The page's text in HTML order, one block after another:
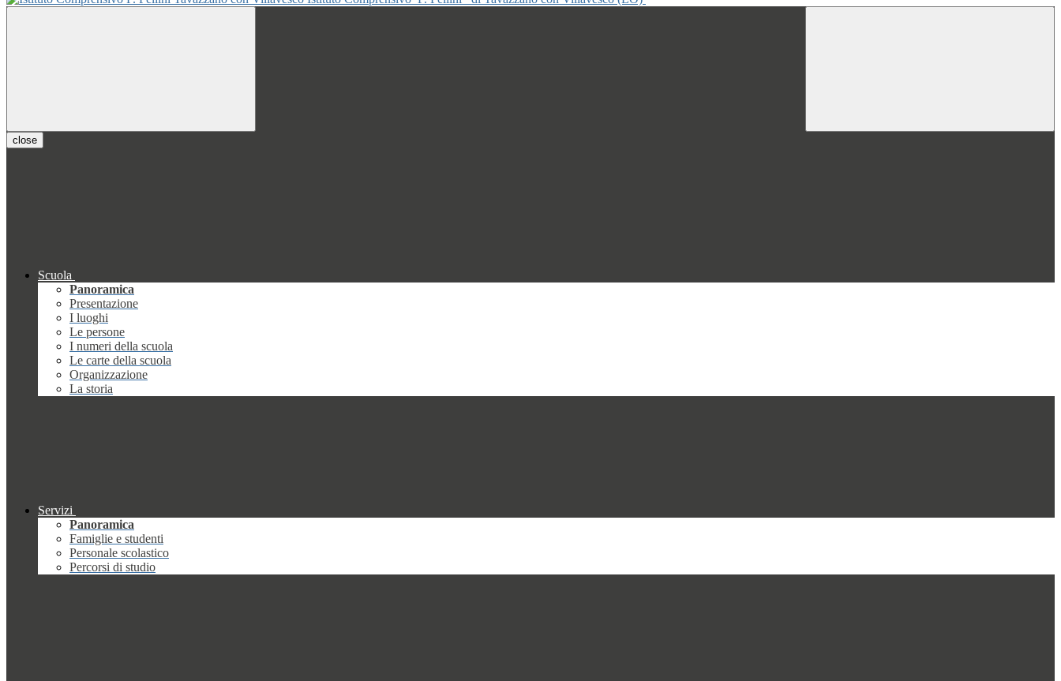
close
Scuola
Panoramica
Presentazione
I luoghi
Le persone
I numeri della scuola
Le carte della scuola
Organizzazione
La storia
Servizi
Panoramica
Famiglie e studenti
Personale scolastico
Percorsi di studio